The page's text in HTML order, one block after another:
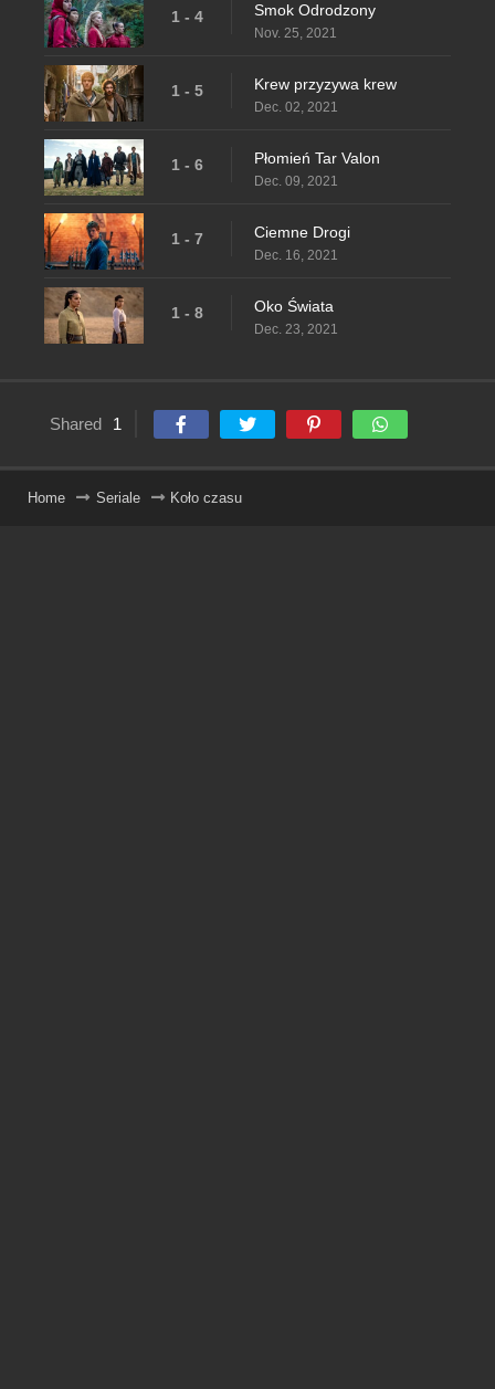
1 - 4 Smok Odrodzony
Nov. 25, 2021
1 - 5 Krew przyzywa krew
Dec. 02, 2021
1 - 6 Płomień Tar Valon
Dec. 09, 2021
1 - 7 Ciemne Drogi
Dec. 16, 2021
1 - 8 Oko Świata
Dec. 23, 2021
Shared 1
Home Seriale Koło czasu